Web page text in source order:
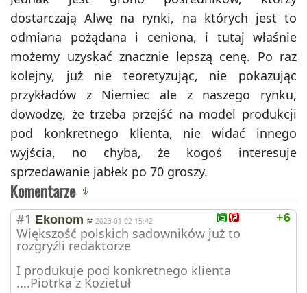
dostarczają Alwę na rynki, na których jest to
odmiana pożądana i ceniona, i tutaj właśnie
możemy uzyskać znacznie lepszą cenę. Po raz
kolejny, już nie teoretyzując, nie pokazując
przykładów z Niemiec ale z naszego rynku,
dowodzę, że trzeba przejść na model produkcji
pod konkretnego klienta, nie widać innego
wyjścia, no chyba, że kogoś interesuje
sprzedawanie jabłek po 70 groszy.
Komentarze
+6
#1 Ekonom 2023-01-02 15:42
Większość polskich sadowników już to
rozgryźli redaktorze
I produkuje pod konkretnego klienta
....Piotrka z Kozietuł